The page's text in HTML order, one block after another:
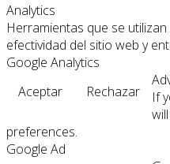
Analytics
Herramientas que se
efectividad del sitio web y
Google Analytics
Aceptar
Rechazar
If
preferences.
Google Ad